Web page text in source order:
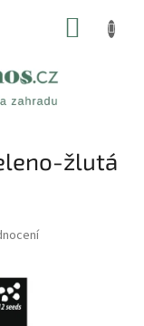
žlutá